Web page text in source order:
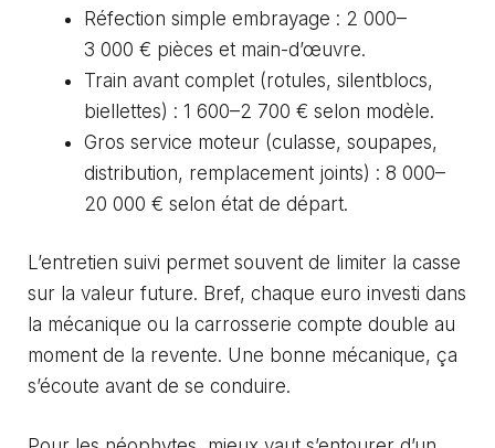
Réfection simple embrayage : 2 000–
3 000 € pièces et main-d’œuvre.
Train avant complet (rotules, silentblocs,
biellettes) : 1 600–2 700 € selon modèle.
Gros service moteur (culasse, soupapes,
distribution, remplacement joints) : 8 000–
20 000 € selon état de départ.
L’entretien suivi permet souvent de limiter la casse
sur la valeur future. Bref, chaque euro investi dans
la mécanique ou la carrosserie compte double au
moment de la revente. Une bonne mécanique, ça
s’écoute avant de se conduire.